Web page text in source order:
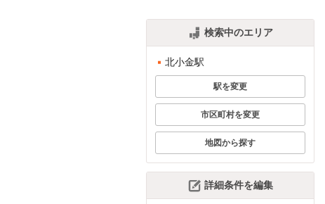
検索中のエリア
北小金駅
駅を変更
市区町村を変更
地図から探す
詳細条件を編集